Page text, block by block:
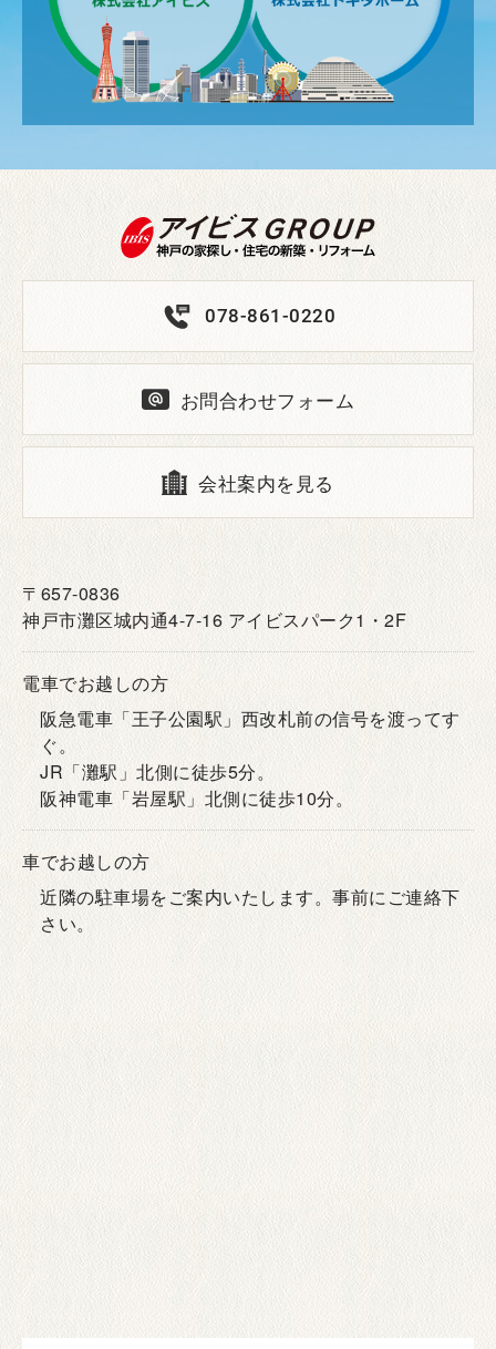
078-861-0220
お問合わせフォーム
会社案内を見る
〒657-0836
神戸市灘区城内通4-7-16 アイビスパーク1・2F
電車でお越しの方
阪急電車「王子公園駅」西改札前の信号を渡ってす
ぐ。
JR「灘駅」北側に徒歩5分。
阪神電車「岩屋駅」北側に徒歩10分。
車でお越しの方
近隣の駐車場をご案内いたします。事前にご連絡下
さい。